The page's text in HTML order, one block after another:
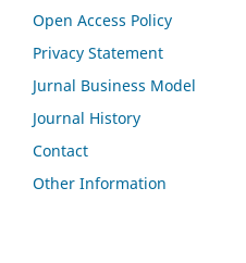
Open Access Policy
Privacy Statement
Jurnal Business Model
Journal History
Contact
Other Information